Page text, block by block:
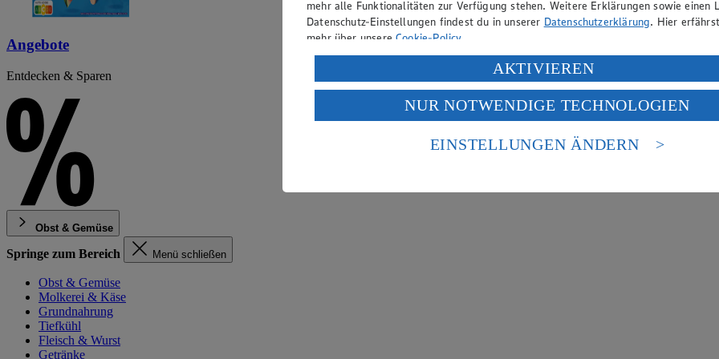
Angebote
Entdecken & Sparen
Obst & Gemüse
Springe zum Bereich Menü schließen
Obst & Gemüse
Molkerei & Käse
Grundnahrung
Tiefkühl
Fleisch & Wurst
Getränke
mehr alle Funktionalitäten zur Verfügung stehen. Weitere Erklärungen sowie einen
Datenschutz-Einstellungen findest du in unserer Datenschutzerklärung. Hier
mehr über unsereCookie-Policy.
Verarbeitung deiner personenbezogenen Daten in den USA durch Facebook und
Wenn du auf „Aktivieren“ klickst, willigst du im Sinne des Art. 49 Abs. 1 Satz 1 lit.
ein, dass deine Daten in den USA verarbeitet werden. Der EuGH sieht die USA als
einem nach europäischen Standards nicht angemessenen Datenschutzniveau an. Es
Risiko eines Zugriffs durch US-amerikanische Behörden.
AKTIVIEREN
NUR NOTWENDIGE TECHNOLOGIEN
EINSTELLUNGEN ÄNDERN